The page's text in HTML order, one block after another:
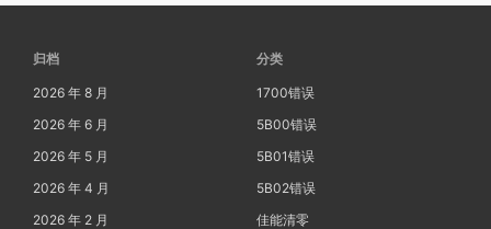
归档
2026 年 8 月
2026 年 6 月
2026 年 5 月
2026 年 4 月
2026 年 2 月
分类
1700错误
5B00错误
5B01错误
5B02错误
佳能清零